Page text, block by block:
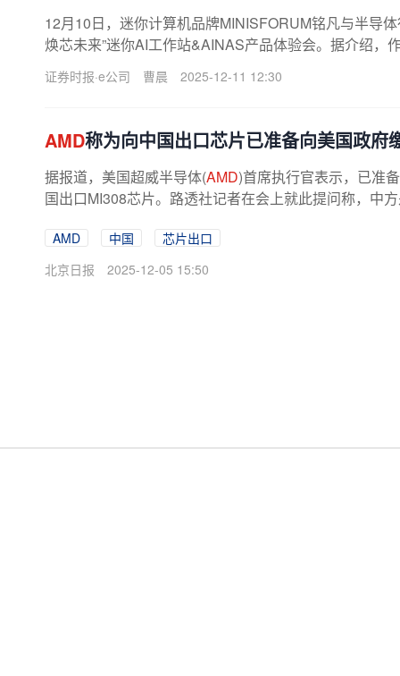
12月10日，迷你计算机品牌MINISFORUM铭凡与半导
焕芯未来”迷你AI工作站&AINAS产品体验会。据介绍，
活动演示两款全新旗舰级AI计算产品：...
证券时报·e公司 曹晨 2025-12-11 12:30
AMD称为向中国出口芯片已准备向美国政府
据报道，美国超威半导体(AMD)首席执行官表示，已准
国出口MI308芯片。路透社记者在会上就此提问称，中
AMD 中国
芯片出口
北京日报
2025-12-05 15:50